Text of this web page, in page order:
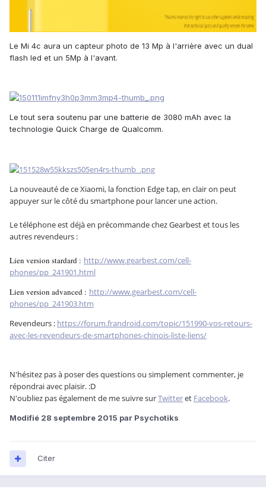
Le Mi 4c aura un capteur photo de 13 Mp à l'arrière avec un dual
flash led et un 5Mp à l'avant.
Le tout sera soutenu par une batterie de 3080 mAh avec la
technologie Quick Charge de Qualcomm.
La nouveauté de ce Xiaomi, la fonction Edge tap, en clair on peut
appuyer sur le côté du smartphone pour lancer une action.
Le téléphone est déjà en précommande chez Gearbest et tous les
autres revendeurs :
Lien version stardard : http://www.gearbest.com/cell-
phones/pp_241901.html
Lien version advanced : http://www.gearbest.com/cell-
phones/pp_241903.htm
Revendeurs : https://forum.frandroid.com/topic/151990-vos-retours-
avec-les-revendeurs-de-smartphones-chinois-liste-liens/
N'hésitez pas à poser des questions ou simplement commenter, je
répondrai avec plaisir. :D
N'oubliez pas également de me suivre surTwitteret Facebook.
Modifié 28 septembre 2015 par Psychotiks
Citer